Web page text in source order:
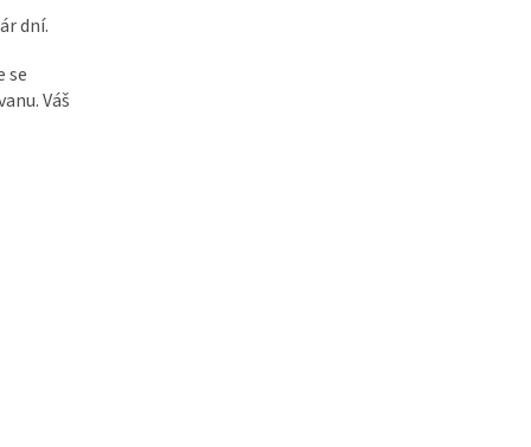
dní.
se
Váš